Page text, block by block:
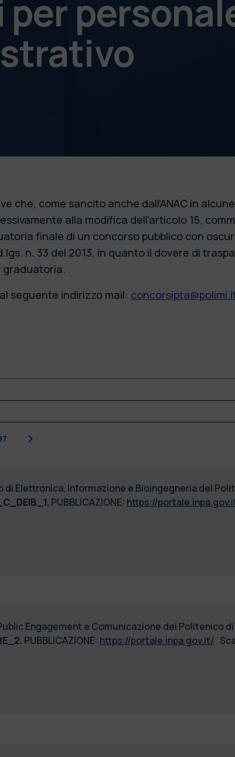
per
come sancito anche dall’ANAC in
alla modifica dell’articolo 15,
finale di un concorso pubblico con
n. 33 del 2013, in quanto il dovere di
graduatoria.
seguente indirizzo mail:
Successiva
di Elettronica, Informazione e Bioingegneria del
PUBBLICAZIONE: https://
Engagement e Comunicazione del Politenico
PUBBLICAZIONE: https://portale.inpa.gov.it/ .